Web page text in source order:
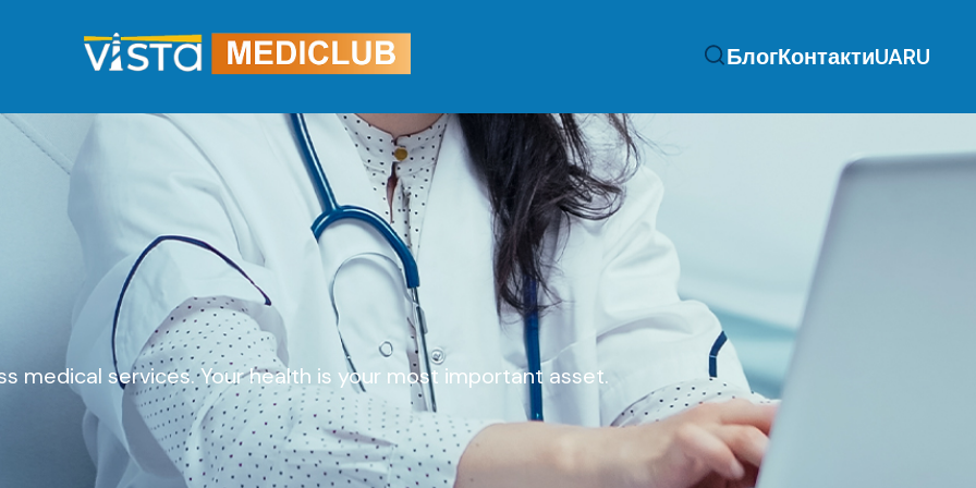
БлогКонтактиUARU
medical services. Your health is your most important asset.